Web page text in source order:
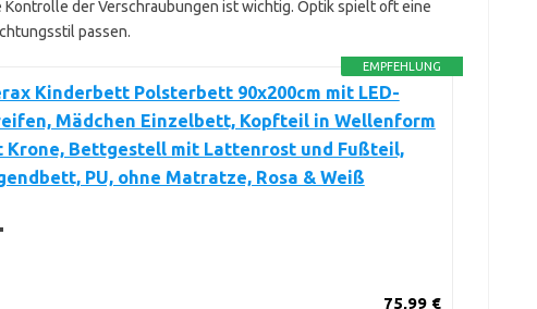
der Verschraubungen ist wichtig. Optik spielt oft eine
passen.
EMPFEHLUNG
Kinderbett Polsterbett 90x200cm mit LED-
Mädchen Einzelbett, Kopfteil in Wellenform
Krone, Bettgestell mit Lattenrost und Fußteil,
PU, ohne Matratze, Rosa & Weiß
75,99 €